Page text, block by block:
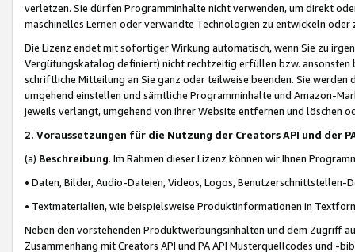
verletzen. Sie dürfen Programminhalte nicht verwenden, um direkt
maschinelles Lernen oder verwandte Technologien zu entwickeln
Die Lizenz endet mit sofortiger Wirkung automatisch, wenn Sie zu
Vergütungskatalog definiert) nicht rechtzeitig erfüllen bzw. ansonsten
schriftliche Mitteilung an Sie ganz oder teilweise beenden. Sie werden
umgehend einstellen und sämtliche Programminhalte und Amazon-
jeweils verlangt, umgehend von Ihrer Website entfernen und löschen
2. Voraussetzungen für die Nutzung der Creators API und der
(a) Beschreibung. Im Rahmen dieser Lizenz können wir Ihnen
• Daten, Bilder, Audio-Dateien, Videos, Logos, Benutzerschnittstellen-
• Textmaterialien, wie beispielsweise Produktinformationen in
Neben den vorstehenden Produktwerbungsinhalten und dem Zugriff
Zusammenhang mit Creators API und PA API Musterquellcodes und